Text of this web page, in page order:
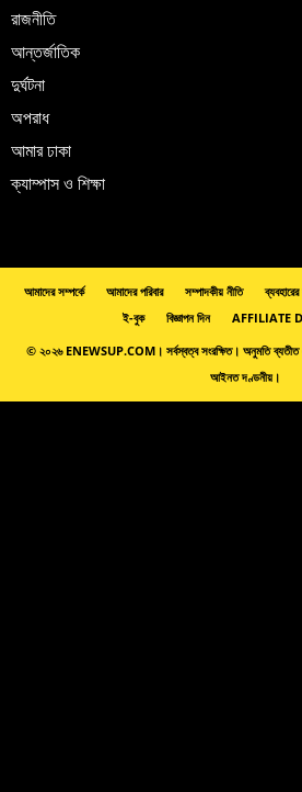
রাজনীতি
আন্তর্জাতিক
দুর্ঘটনা
অপরাধ
আমার ঢাকা
ক্যাম্পাস ও শিক্ষা
আমাদের সম্পর্কে আমাদের পরিবার সম্পাদকীয় নীতি ব্যবহারের
ই-বুক
বিজ্ঞাপন দিন
AFFILIATE
© ২০২৬ ENEWSUP.COM। সর্বস্বত্ব সংরক্ষিত। অনুমতি ব্যতীত
আইনত দণ্ডনীয়।